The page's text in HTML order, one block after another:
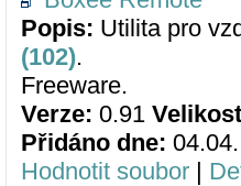
Popis: Utilita pro
(102).
Freeware.
Verze: 0.91
Přidáno dne:
Hodnotit soubor |